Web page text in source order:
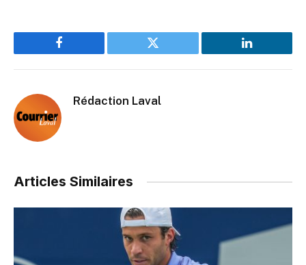
Facebook Twitter LinkedIn
Rédaction Laval
Articles Similaires